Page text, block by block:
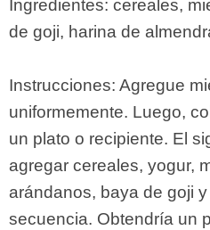
Ingredientes: cereales,
de goji, harina de
Instrucciones: Agregue
uniformemente. Luego,
un plato o recipiente. El
agregar cereales, yogur,
arándanos, baya de goji
secuencia. Obtendría un